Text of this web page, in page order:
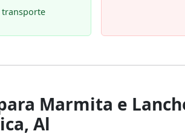
transporte
Marmita e
Al